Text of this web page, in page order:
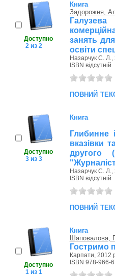
Доступно
2 из 2
Книга
Задорожня,
занять
освіти
Назарчук С. Л.,
ISBN відсутній
повний
Доступно
3 из 3
Книга
Глибинне
вказівки
другого
Назарчук С. Л.,
ISBN відсутній
повний
Доступно
1 из 1
Книга
Шаповалова,
Гостримо
Карпати, 2012
ISBN 978-966-